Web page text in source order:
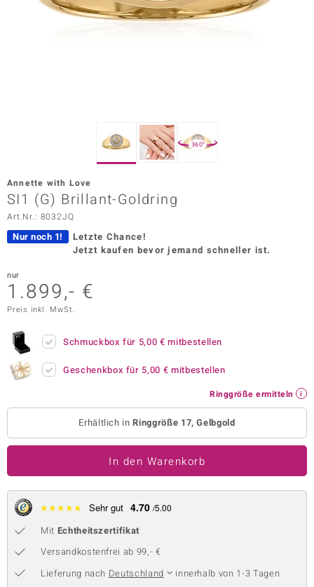
Vogue
BY DE MELO
Collection
360°
Annette with Love
SI1 (G) Brillant-Goldring
Art.Nr.: 8032JQ
Nur noch 1!
Letzte Chance!
Jetzt kaufen bevor jemand schneller ist.
nur
1.899,- €
Preis inkl. MwSt.
Schmuckbox für 5,00 € mitbestellen
Geschenkbox für 5,00 € mitbestellen
Ringgröße ermitteln
Erhältlich inRinggröße 17, Gelbgold
In den Warenkorb
★★★★★ Sehr gut 4.70 /5.00
Mit Echtheitszertifikat
Versandkostenfrei ab 99,- €
Lieferung nach Deutschland
innerhalb von 1-3 Tagen